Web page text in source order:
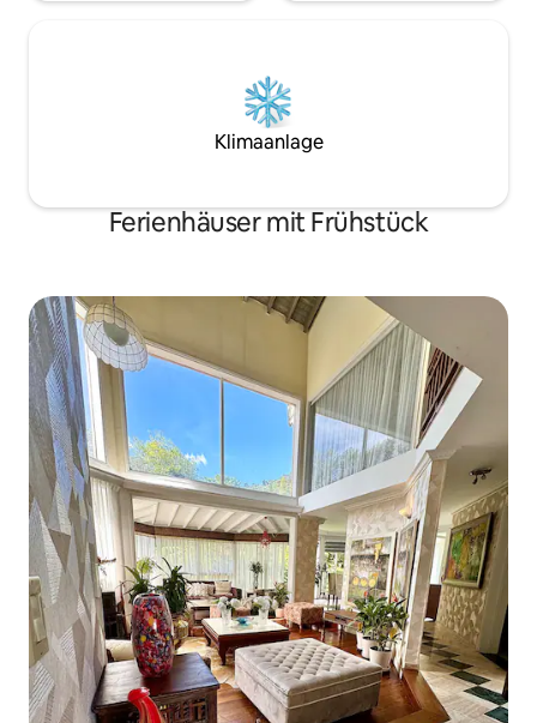
Klimaanlage
Ferienhäuser mit Frühstück